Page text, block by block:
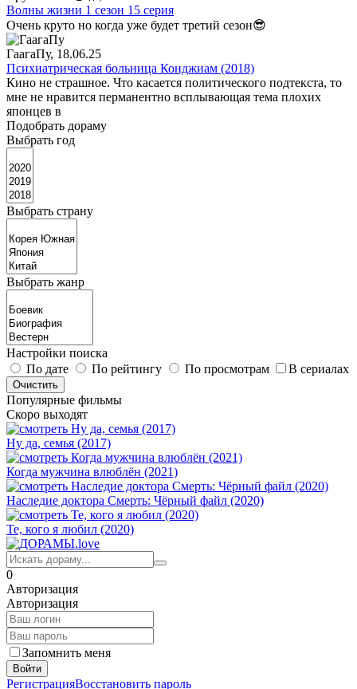
Волны жизни 1 сезон 15 серия
Очень круто но когда уже будет третий сезон😎
ГаагаПу, 18.06.25
Психиатрическая больница Конджиам (2018)
Кино не страшное. Что касается политического подтекста, то
мне не нравится перманентно всплывающая тема плохих
японцев в
Подобрать дораму
Выбрать год
Выбрать страну
Выбрать жанр
Настройки поиска
По дате
По рейтингу По просмотрам В сериалах
Популярные фильмы
Скоро выходят
Ну да, семья (2017)
Когда мужчина влюблён (2021)
Наследие доктора Смерть: Чёрный файл (2020)
Те, кого я любил (2020)
0
Авторизация
Авторизация
Запомнить меня
Войти
РегистрацияВосстановить пароль